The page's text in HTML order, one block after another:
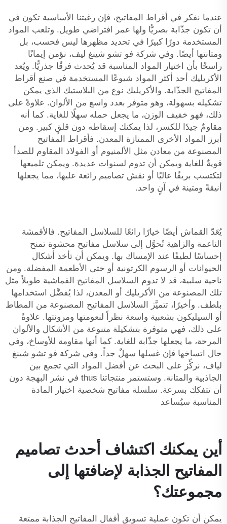
عندما نفكر في أقراط المفاتيح، فإن رغبتنا الأساسية تكون في
أن تكون جذّابة بصريًّا ولها عمر افتراضي طويل. وتلعب المواد
المستخدمة دورًا كبيرًا في تحديد مظهرها ليس فحسب، بل
ومتانتها أيضًا. وفي شركة فو تشو شينغ ليف، نؤمن إيمانًا
راسخًا بأن اختيار المواد المناسبة قد يُحدث فرقًا جذريًّا. ويُعد
الأكريليك أحد أكثر المواد شيوعًا المستخدمة في صنع أقراط
المفاتيح الجذّابة. والأكريليك نوع من البلاستيك الذي يمكن
تشكيله بسهولة، وهو متوفر بعدد واسع من الألوان. علاوةً على
ذلك، فهو خفيف الوزن، ما يجعل حمله سهلًا للغاية. كما أنه
مقاومٌ جيدًا للكسر، لذا يمكنك إسقاطه دون قلقٍ كبير. ومن
أبرز المواد الأخرى الممتازة المعدن. فأقراط المفاتيح
المصنوعة من معادن مثل الألمنيوم أو الفولاذ المقاوم للصدأ
قويةٌ للغاية ويمكن أن تدوم لسنوات عديدة. ويمكن تلميعها
لتكتسب بريقًا عاليًا أو نقش تصاميم رائعة عليها، مما يجعلها
أنيقةً ومتينة في آنٍ واحد.
يُعَدّ القماش أيضًا خيارًا رائعًا للسلاسل المفاتيح. فالأقمشة
الناعمة والزاهية تُحوَّل إلى سلاسل مفاتيح محشوة تمنح
إحساسًا لطيفًا عند الإمساك بها. ويمكن أن تأخذ أشكال
الحيوانات أو الرسوم الكرتونية أو حتى الأطعمة المفضلة. ومن
ناحية سلبية، قد لا تدوم السلاسل المفاتيح القماشية طويلاً مثل
تلك المصنوعة من الأكريليك أو المعدن، لذا يُفضَّل استخدامها
بلطف. وأخيرًا، تتميَّز السلاسل المفاتيح المصنوعة من المطاط
أو السيليكون بشعبية واسعة نظراً لنعومتها ومرونتها. علاوةً
على ذلك، فهي متوفرة بتشكيلة متنوعة من الأشكال والألوان
المرحة، ما يجعلها جذّابة للغاية. كما أنها مقاومة للأوساخ، وفي
حال اتساخها فإن غسلها سهلٌ جداً. وفي شركة فو تشو شينغ
لياف، نركِّز على البحث عن أفضل المواد التي تجمع بين
الجاذبية والمتانة. وستستمر منتجاتنا thus في نشر البهجة دون
أن تتفكك بسرعة. سلسلة مفاتيح شخصية
اختيار المادة
المناسبة سيُساعد
أين يمكنك اكتشاف أحدث تصاميم
المفاتيح الجذابة لإضافتها إلى
مجموعتك؟
يمكن أن تكون عملية تسويق أقفال المفاتيح الجذابة ممتعة